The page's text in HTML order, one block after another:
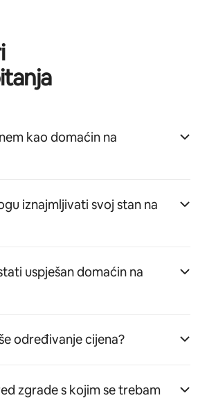
kao domaćin na
iznajmljivati svoj stan na
uspješan domaćin na
određivanje cijena?
zgrade s kojim se trebam